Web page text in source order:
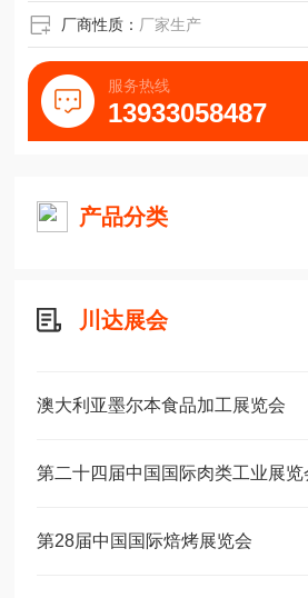
厂商性质： 厂家生产
服务热线
13933058487
产品分类
川达展会
澳大利亚墨尔本食品加工展览会
第二十四届中国国际肉类工业展览
第28届中国国际焙烤展览会